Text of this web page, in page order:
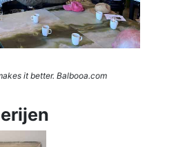
it better. Balbooa.com